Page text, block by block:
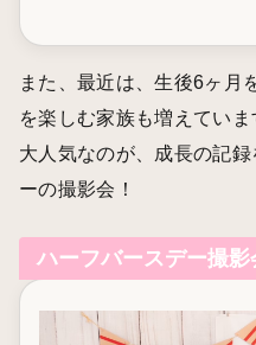
また、最近は、生後6ヶ月
を楽しむ家族も増えていま
大人気なのが、成長の記
ーの撮影会！
ハーフバースデー撮影